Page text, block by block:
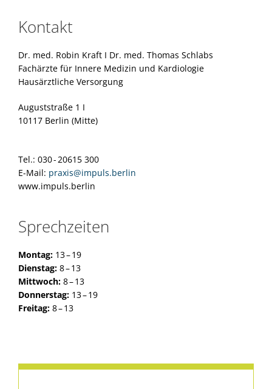
Kontakt
Dr. med. Robin Kraft I Dr. med. Thomas Schlabs
Fachärzte für Innere Medizin und Kardiologie
Hausärztliche Versorgung
Auguststraße 1 I
10117 Berlin (Mitte)
Tel.: 030 - 20615 300
E-Mail: praxis@impuls.berlin
www.impuls.berlin
Sprechzeiten
Montag:13 – 19
Dienstag: 8 – 13
Mittwoch:8 – 13
Donnerstag: 13 – 19
Freitag: 8 – 13